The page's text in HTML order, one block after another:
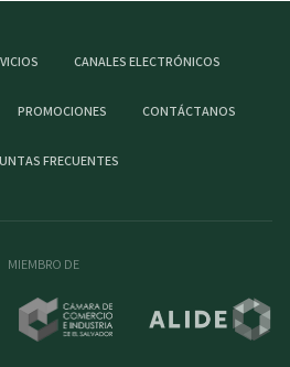
CANALES ELECTRÓNICOS
PROMOCIONES CONTÁCTANOS
FRECUENTES
MIEMBRO DE